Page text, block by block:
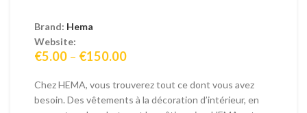
Brand: Hema
Website:
€5.00 – €150.00Price
€5.00
through
Chez HEMA, vous trouverez tout ce dont vous avez
besoin. Des vêtements à la décoration d’intérieur, en